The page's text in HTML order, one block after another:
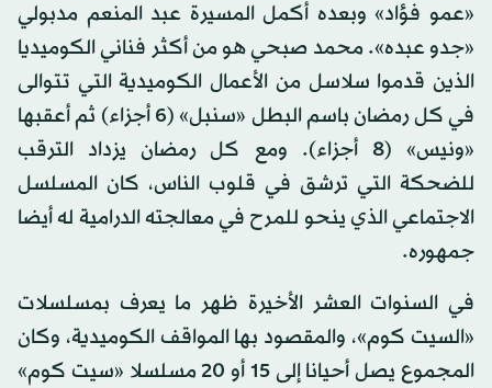
«عمو فؤاد» وبعده أكمل المسيرة عبد المنعم مدبولي
«جدو عبده». محمد صبحي هو من أكثر فناني الكوميديا
الذين قدموا سلاسل من الأعمال الكوميدية التي تتوالى
في كل رمضان باسم البطل «سنبل» (6 أجزاء) ثم أعقبها
«ونيس» (8 أجزاء). ومع كل رمضان يزداد الترقب
للضحكة التي ترشق في قلوب الناس، كان المسلسل
الاجتماعي الذي ينحو للمرح في معالجته الدرامية له أيضا
جمهوره.
في السنوات العشر الأخيرة ظهر ما يعرف بمسلسلات
«السيت كوم»، والمقصود بها المواقف الكوميدية، وكان
المجموع يصل أحيانا إلى 15 أو 20 مسلسلا «سيت كوم»